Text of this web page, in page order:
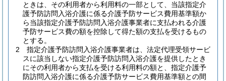
ときは、その利用者から利用料の一部として、当該指定介
護予防訪問入浴介護に係る介護予防サービス費用基準額か
ら当該指定介護予防訪問入浴介護事業者に支払われる介護
予防サービス費の額を控除して得た額の支払を受けるもの
とする。
2
指定介護予防訪問入浴介護事業者は、法定代理受領サービ
スに該当しない指定介護予防訪問入浴介護を提供したとき
にその利用者から支払を受ける利用料の額と、指定介護予
防訪問入浴介護に係る介護予防サービス費用基準額との間